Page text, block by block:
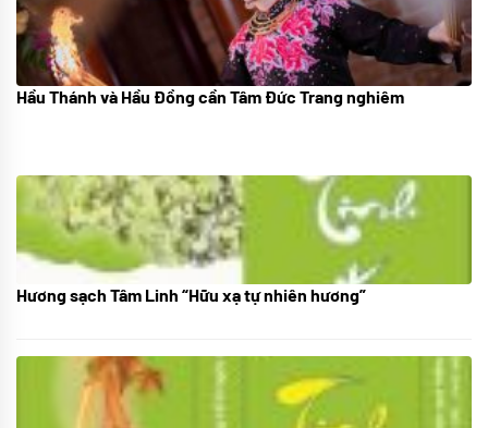
05/07/2024
Hầu Thánh và Hầu Đồng cần Tâm Đức Trang nghiêm
28/10/2025
Hương sạch Tâm Linh “Hữu xạ tự nhiên hương”